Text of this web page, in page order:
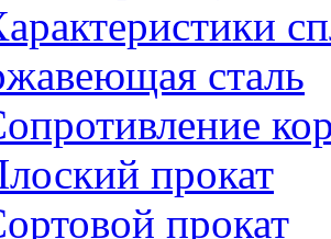
сталь
прокат
прокат